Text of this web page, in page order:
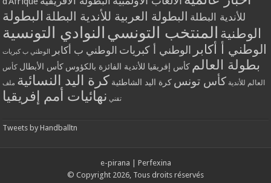
للأندية البطلة البطولة العربية للأندية البطلة البطولة
الوطنية المنتخب التونسي النوادي التونسية
الوطني أ أكابر الوطني أ كبريات الوطني ب أكابر الوطني ب كبريات
بطولة العالم كأس إفريقيا للأندية الفائزة بالكؤوس كأس الأبطال كأس
العالم للأندية كأس تونس كرة اليد الشاطئية كرة اليد النسائية ملف
تقني نهائيات أمم إفريقيا
Tweets by Handballtn
e-pirana
Perfexina
© Copyright 2026, Tous droits réservés